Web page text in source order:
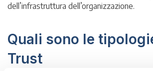
dell’infrastruttura dell’organizzazione.
Quali sono le
Trust